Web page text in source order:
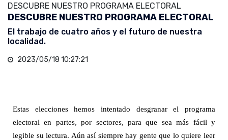
DESCUBRE NUESTRO PROGRAMA ELECTORAL
DESCUBRE NUESTRO PROGRAMA ELECTORAL
El trabajo de cuatro años y el futuro de nuestra
localidad.
2023/05/18 10:27:21
Estas elecciones hemos intentado desgranar el programa
electoral en partes, por sectores, para que sea más fácil y
legible su lectura. Aún así siempre hay gente que lo quiere leer